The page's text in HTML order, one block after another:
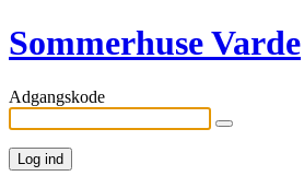
Sommerhuse Varde
Adgangskode